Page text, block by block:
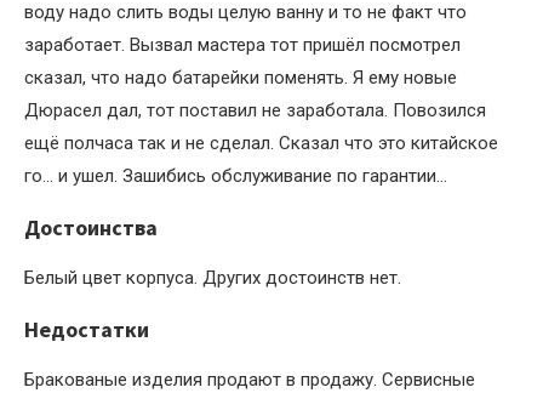
воду надо слить воды целую ванну и то не факт что
заработает. Вызвал мастера тот пришёл посмотрел
сказал, что надо батарейки поменять. Я ему новые
Дюрасел дал, тот поставил не заработала. Повозился
ещё полчаса так и не сделал. Сказал что это китайское
го… и ушел. Зашибись обслуживание по гарантии…
Достоинства
Белый цвет корпуса. Других достоинств нет.
Недостатки
Бракованые изделия продают в продажу. Сервисные